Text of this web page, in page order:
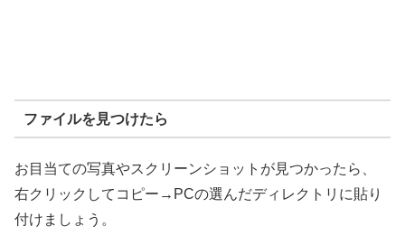
ファイルを見つけたら
お目当ての写真やスクリーンショットが見つかったら、
右クリックしてコピー→PCの選んだディレクトリに貼り
付けましょう。